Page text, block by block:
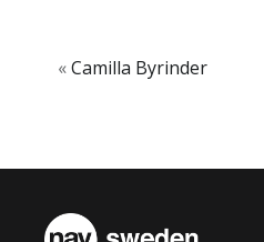
«Camilla Byrinder